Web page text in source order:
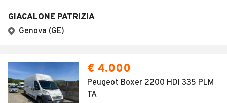
GIACALONE PATRIZIA
Genova (GE)
€ 4.000
Peugeot Boxer 2200 HDI 335 PLM
TA